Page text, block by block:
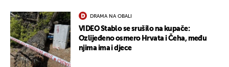
DRAMA NA OBALI
VIDEO Stablo se srušilo na kupače:
Ozlijeđeno osmero Hrvata i Čeha, među
njima ima i djece